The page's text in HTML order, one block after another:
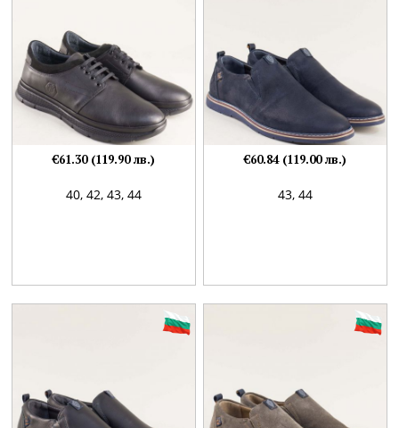
40, 42, 43, 44
€61.30 (119.90 лв.)
43, 44
€60.84 (119.00 лв.)